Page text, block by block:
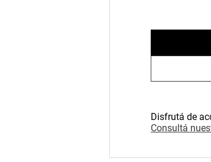
Disfrutá de
Consultá